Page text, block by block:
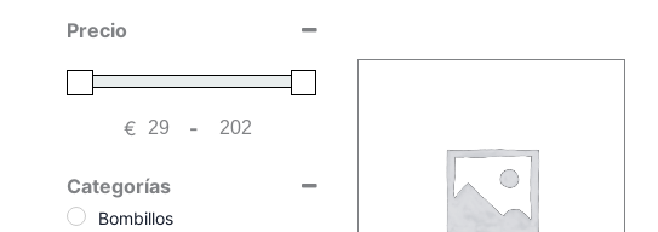
Precio
€ Minimum Price
-Maximum Price
Categorías
Bombillos